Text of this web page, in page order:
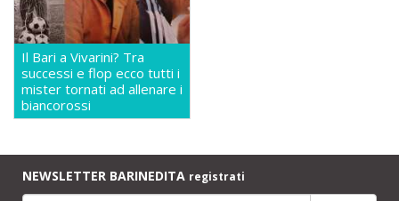
Il Bari a Vivarini? Tra
successi e flop ecco tutti i
mister tornati ad allenare i
biancorossi
NEWSLETTER BARINEDITA registrati